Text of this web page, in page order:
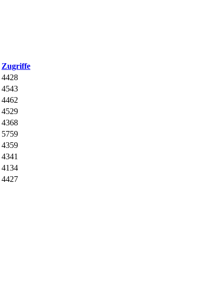
Zugriffe
4428
4543
4462
4529
4368
5759
4359
4341
4134
4427